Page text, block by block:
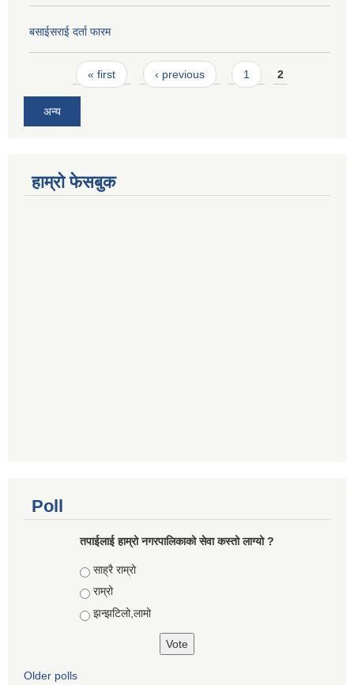
बसाईसराई दर्ता फारम
Pages« first ‹ previous 1 2
अन्य
हाम्रो फेसबुक
Poll
तपाईलाई हाम्रो नगरपालिकाको सेवा कस्तो लाग्यो ?
Choices
साह्रै राम्रो
राम्रो
झन्झटिलो,लामो
Older polls